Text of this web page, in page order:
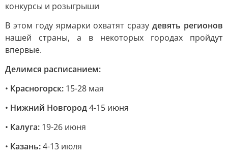
конкурсы и розыгрыши
В этом году ярмарки охватят сразудевять регионов
нашей страны, а в некоторых городах пройдут
впервые.
Делимся расписанием:
• Красногорск: 15-28 мая
• Нижний Новгород4-15 июня
• Калуга: 19-26 июня
• Казань:4-13 июля